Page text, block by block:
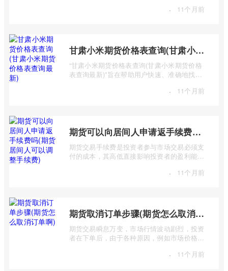
· 11个月前
甘肃小米期货价格表查询(甘肃小米期货价格表查询最新)
“甘肃小米期货价格表查询(甘肃小米期货价格
表查询最新)”旨在帮助用户快速、准确地找到
· 11个月前
期货可以向居间人申请返手续费吗(期货居间人可以调整手续费)
期货交易手续费是投资者参与市场交易必须支
付的成本，其高低直接影响投资者的盈利能
· 11个月前
期货取消订单步骤(期货怎么取消订单啊)
期货交易瞬息万变，市场行情波动剧烈，投资
者在下单后，由于各种原因，例如市场价格变
· 11个月前